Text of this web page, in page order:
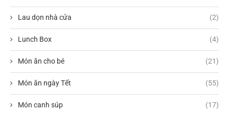
Lau dọn nhà cửa (2)
Lunch Box (4)
Món ăn cho bé (21)
Món ăn ngày Tết (55)
Món canh súp (17)